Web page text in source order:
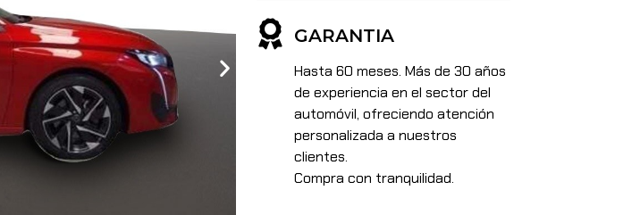
GARANTIA
Hasta 60 meses. Más de 30 años
de experiencia en el sector del
automóvil, ofreciendo atención
personalizada a nuestros
clientes.
Compra con tranquilidad.